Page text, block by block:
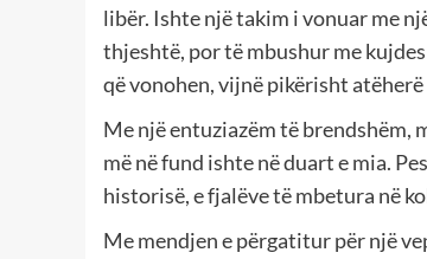
libër. Ishte një takim i vonuar me
thjeshtë, por të mbushur me
që vonohen, vijnë pikërisht
Me një entuziazëm të brendshëm,
më në fund ishte në duart e mia.
historisë, e fjalëve të mbetura në
Me mendjen e përgatitur për një